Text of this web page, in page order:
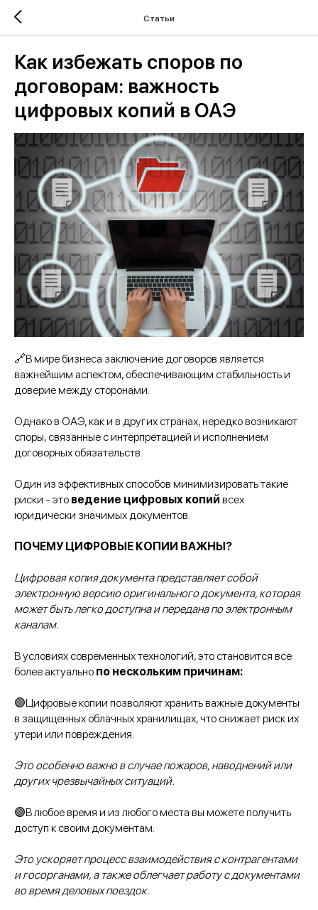
Статьи
Как избежать споров по
договорам: важность
цифровых копий в ОАЭ
🔗В мире бизнеса заключение договоров является
важнейшим аспектом, обеспечивающим стабильность и
доверие между сторонами.
Однако в ОАЭ, как и в других странах, нередко возникают
споры, связанные с интерпретацией и исполнением
договорных обязательств.
Один из эффективных способов минимизировать такие
риски - это ведение цифровых копий всех
юридически значимых документов.
ПОЧЕМУ ЦИФРОВЫЕ КОПИИ ВАЖНЫ?
Цифровая копия документа представляет собой
электронную версию оригинального документа, которая
может быть легко доступна и передана по электронным
каналам.
В условиях современных технологий, это становится все
более актуально по нескольким причинам:
🟣Цифровые копии позволяют хранить важные документы
в защищенных облачных хранилищах, что снижает риск их
утери или повреждения.
Это особенно важно в случае пожаров, наводнений или
других чрезвычайных ситуаций.
🟣В любое время и из любого места вы можете получить
доступ к своим документам.
Это ускоряет процесс взаимодействия с контрагентами
и госорганами, а также облегчает работу с документами
во время деловых поездок.